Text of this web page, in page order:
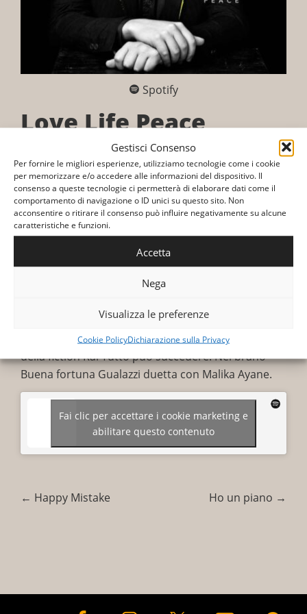
Gestisci Consenso
Per fornire le migliori esperienze, utilizziamo tecnologie come i cookie
per memorizzare e/o accedere alle informazioni del dispositivo. Il
consenso a queste tecnologie ci permetterà di elaborare dati come il
comportamento di navigazione o ID unici su questo sito. Non
acconsentire o ritirare il consenso può influire negativamente su alcune
caratteristiche e funzioni.
Accetta
Nega
Visualizza le preferenze
Cookie PolicyDichiarazione sulla Privacy
Spotify
Love Life Peace
Release Date
: 2016
Label: Sugar
Format: Album
Love Life Peaceè il quarto album in studio del
cantante italianoRaphael Gualazzi, pubblicato il
22 settembre 2016 dalla Sugar.
Il disco, prodotto e arrangiato da Matteo Buzzanca,
di John Wayne, presente nell’album. Contiene
anche il brano Pinzipo, parte della colonna sonora
della fiction Rai Tutto può succedere. Nel brano
Buena fortuna Gualazzi duetta con Malika Ayane.
Fai clic per accettare i cookie marketing e
abilitare questo contenuto
← Happy Mistake Ho un piano →